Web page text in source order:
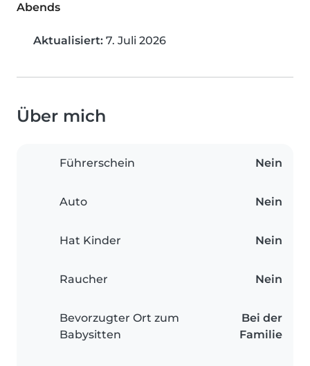
Abends
Aktualisiert: 7. Juli 2026
Über mich
Führerschein Nein
Auto Nein
Hat Kinder Nein
Raucher Nein
Bevorzugter Ort zum
Babysitten
Bei der
Familie